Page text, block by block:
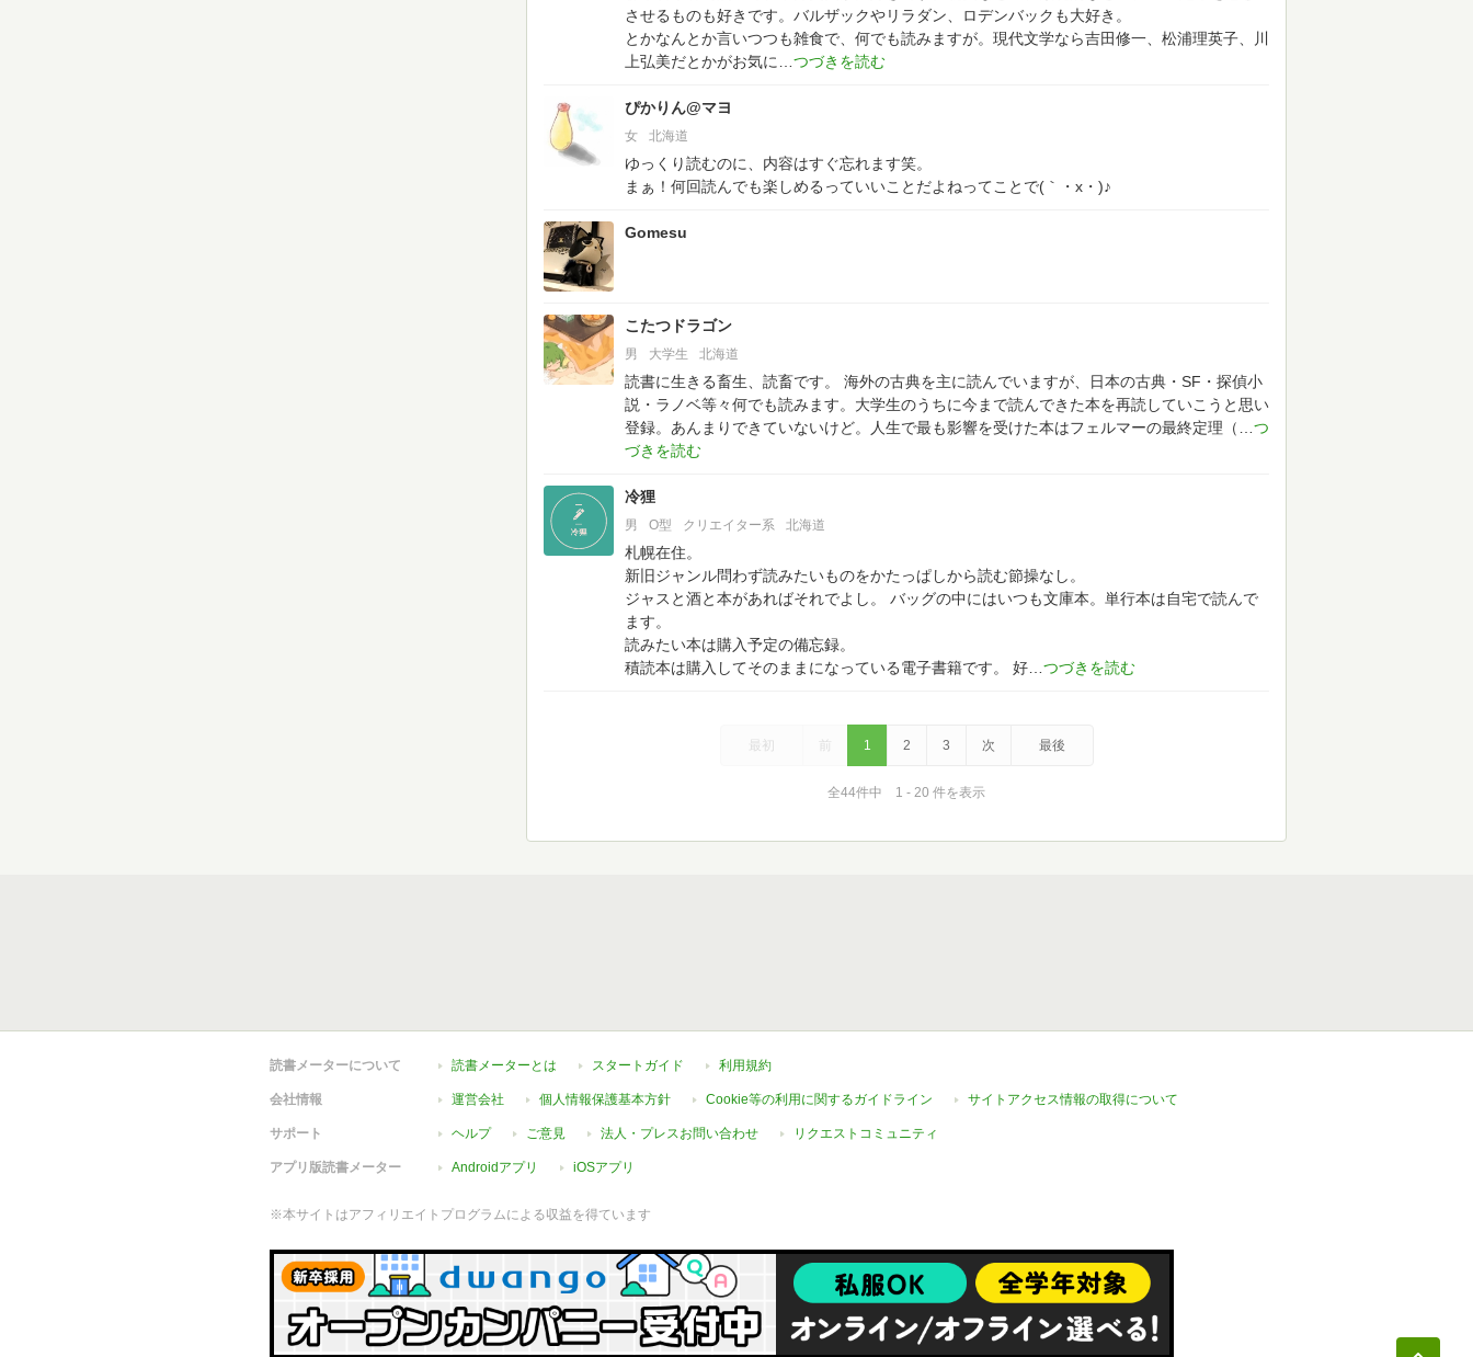
させるものも好きです。バルザックやリラダン、ロデンバックも大好き。
とかなんとか言いつつも雑食で、何でも読みますが。現代文学なら吉田修一、松浦理英子、川
上弘美だとかがお気に
ぴかりん@マヨ
女 北海道
ゆっくり読むのに、内容はすぐ忘れます笑。
まぁ！何回読んでも楽しめるっていいことだよねってことで(｀・x・)♪
Gomesu
こたつドラゴン
男 大学生 北海道
読書に生きる畜生、読畜です。
海外の古典を主に読んでいますが、日本の古典・SF・探偵小
説・ラノベ等々何でも読みます。大学生のうちに今まで読んできた本を再読していこうと思い
登録。あんまりできていないけど。人生で最も影響を受けた本はフェルマーの最終定理（
冷狸
男 O型 クリエイター系 北海道
札幌在住。
新旧ジャンル問わず読みたいものをかたっぱしから読む節操なし。
ジャスと酒と本があればそれでよし。
バッグの中にはいつも文庫本。単行本は自宅で読んで
ます。
読みたい本は購入予定の備忘録。
積読本は購入してそのままになっている電子書籍です。
好
最初 前 1 2 3 次 最後
全44件中 1 - 20 件を表示
読書メーターについて 読書メーターとは スタートガイド 利用規約
会社情報 運営会社 個人情報保護基本方針 Cookie等の利用に関するガイドライン サイトアクセス情報の取得について
サポート ヘルプ ご意見 法人・プレスお問い合わせ リクエストコミュニティ
アプリ版読書メーター Androidアプリ iOSアプリ
※本サイトはアフィリエイトプログラムによる収益を得ています